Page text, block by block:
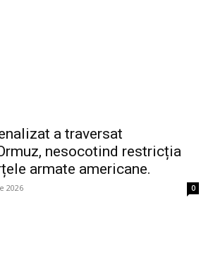
a traversat
nesocotind restricția
armate americane.
2026 0